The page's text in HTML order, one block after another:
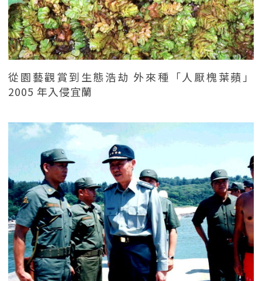
從園藝觀賞到生態浩劫 外來種「人厭槐葉蘋」
2005 年入侵宜蘭